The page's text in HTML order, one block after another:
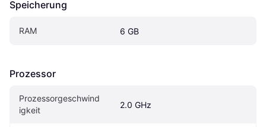
Speicherung
RAM 6 GB
Prozessor
Prozessorgeschwind
igkeit
2.0 GHz